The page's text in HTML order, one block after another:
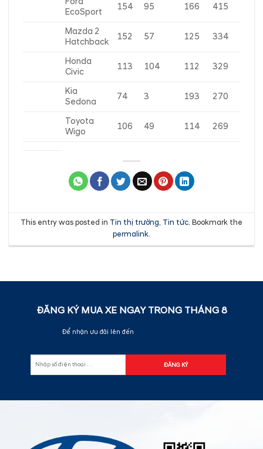
EcoSport
154 95 166 415
Mazda 2
Hatchback
152 57 125 334
Honda
Civic
113 104 112 329
Kia
Sedona
74 3 193 270
Toyota
Wigo
106 49 114 269
This entry was posted in Tin thị trường, Tin tức. Bookmark the
permalink.
ĐĂNG KÝ MUA XE NGAY TRONG THÁNG 8
Để nhận ưu đãi lên đến